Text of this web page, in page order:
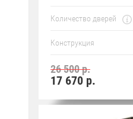
Количество дверей
Конструкция
26 500 р.
17 670р.